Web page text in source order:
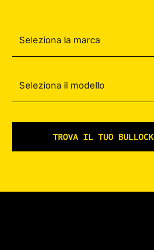
TROVA IL TUO BULLOCK